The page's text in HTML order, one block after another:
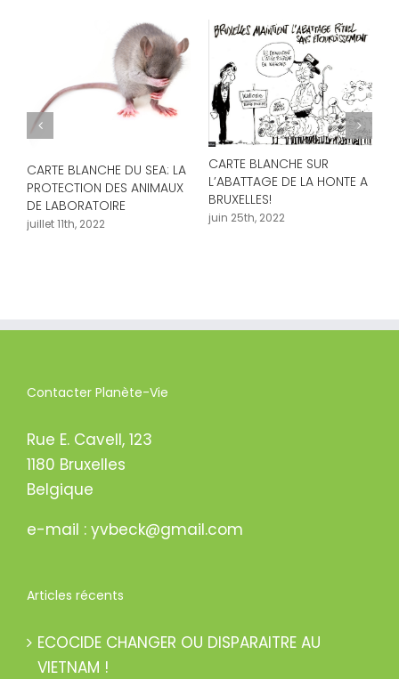
CARTE BLANCHE DU SEA: LA
PROTECTION DES ANIMAUX
DE LABORATOIRE
juillet 11th, 2022
CARTE BLANCHE SUR
L’ABATTAGE DE LA HONTE A
BRUXELLES!
juin 25th, 2022
Contacter Planète-Vie
Rue E. Cavell, 123
1180 Bruxelles
Belgique
e-mail : yvbeck@gmail.com
Articles récents
ECOCIDE CHANGER OU DISPARAITRE AU
VIETNAM !